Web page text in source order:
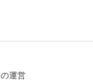
運営